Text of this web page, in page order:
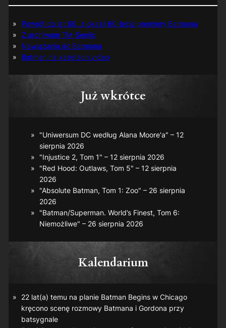
Powrót do lat 60. z okazji 60-lecia premiery Batmana
Z archiwum TM-Semic
Nawiązania do Batmana
Batman na kasetach video
Już wkrótce
"Uniwersum DC według Alana Moore'a" – 12
sierpnia 2026
"Injustice 2, Tom 1" – 12 sierpnia 2026
"Red Hood: Outlaws, Tom 5" – 12 sierpnia
2026
"Absolute Batman, Tom 1: Zoo" – 26 sierpnia
2026
"Batman/Superman. World’s Finest, Tom 6:
Niemożliwe" – 26 sierpnia 2026
Kalendarium
22 lat(a) temu na planie Batman Beginsw Chicago
kręcono scenę rozmowy Batmana i Gordona przy
batsygnale